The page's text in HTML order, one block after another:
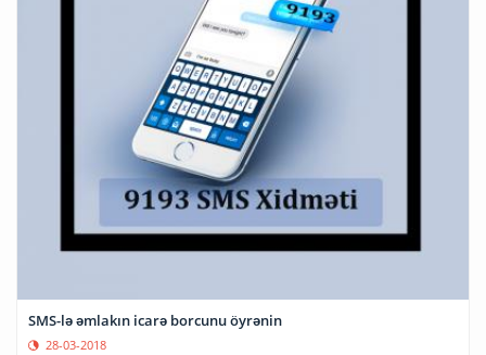
SMS-lə əmlakın icarə borcunu öyrənin
28-03-2018